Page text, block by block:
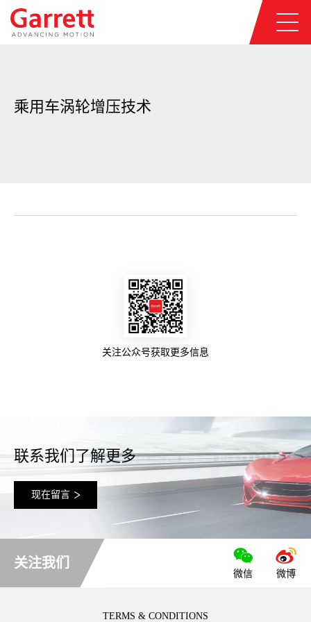
乘用车涡轮增压技术
关注公众号获取更多信息
联系我们了解更多
现在留言
关注我们
微信 微博
TERMS & CONDITIONS